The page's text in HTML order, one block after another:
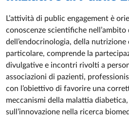
L’attività di public engagement è
conoscenze scientifiche nell’ambito
dell’endocrinologia, della nutrizione
particolare, comprende la
divulgative e incontri rivolti a
associazioni di pazienti,
con l’obiettivo di favorire una
meccanismi della malattia
sull’innovazione nella ricerca